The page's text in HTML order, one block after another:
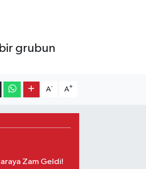
grubun
A- A+
Zam Geldi!